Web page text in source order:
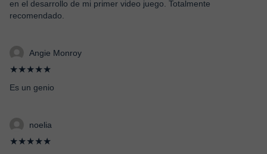
en el desarrollo de mi primer video juego. Totalmente
recomendado.
Angie Monroy
★★★★★
Es un genio
noelia
★★★★★